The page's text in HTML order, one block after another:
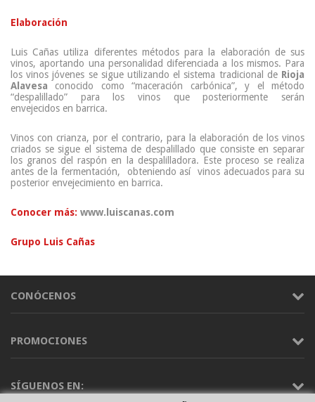
Elaboración
Luis Cañas utiliza diferentes métodos para la elaboración de sus
vinos, aportando una personalidad diferenciada a los mismos. Para
los vinos jóvenes se sigue utilizando el sistema tradicional de Rioja
Alavesa conocido como “maceración carbónica”, y el método
“despalillado” para los vinos que posteriormente serán
envejecidos en barrica.
Vinos con crianza, por el contrario, para la elaboración de los vinos
criados se sigue el sistema de despalillado que consiste en separar
los granos del raspón en la despalilladora. Este proceso se realiza
antes de la fermentación, obteniendo así vinos adecuados para su
posterior envejecimiento en barrica.
Conocer más: www.luiscanas.com
Grupo Luis Cañas
CONÓCENOS
PROMOCIONES
SÍGUENOS EN: